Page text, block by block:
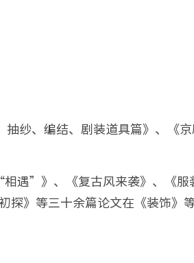
纱、编结、剧装道具篇》、《
遇”》、《复古风来袭》、《
》等三十余篇论文在《装饰》